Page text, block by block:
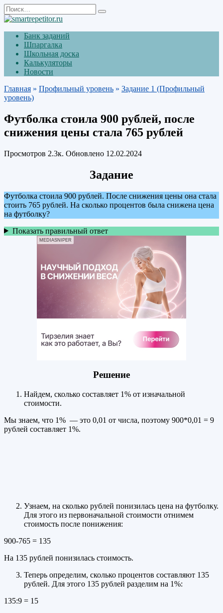
Перейти
к
содержанию
Search
for:
Банк заданий
Шпаргалка
Школьная доска
Калькуляторы
Новости
Главная » Профильный уровень » Задание 1 (Профильный
уровень)
Футболка стоила 900 рублей, после
снижения цены стала 765 рублей
Просмотров 2.3к. Обновлено 12.02.2024
Задание
Футболка стоила 900 рублей. После снижения цены она стала
стоить 765 рублей. На сколько процентов была снижена цена
на футболку?
Показать правильный ответ
MEDIASNIPER
Решение
Найдем, сколько составляет 1% от изначальной
стоимости.
Мы знаем, что 1% — это 0,01 от числа, поэтому 900*0,01 = 9
рублей составляет 1%.
Узнаем, на сколько рублей понизилась цена на футболку.
Для этого из первоначальной стоимости отнимем
стоимость после понижения:
900-765 = 135
На 135 рублей понизилась стоимость.
Теперь определим, сколько процентов составляют 135
рублей. Для этого 135 рублей разделим на 1%:
135:9 = 15